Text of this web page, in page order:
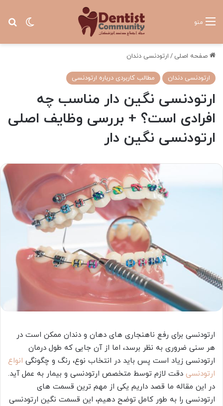
تغییر منو
صفحه اصلی / ارتودنسی دندان
ارتودنسی دندان مطالب کاربردی درباره ارتودنسی
ارتودنسی نگین دار مناسب چه
افرادی است؟ + بررسی وظایف اصلی
ارتودنسی نگین دار
ارتودنسی برای رفع ناهنجاری های دهان و دندان ممکن است در
هر سنی ضروری به نظر برسد، اما از آن جایی که طول درمان
ارتودنسی زیاد است پس باید در انتخاب نوع، رنگ و چگونگی انواع
ارتودنسی دقت لازم توسط متخصص ارتودنسی و بیمار به عمل آید.
در این مقاله ما قصد داریم یکی از مهم ترین قسمت های
ارتودنسی را به طور کامل توضح دهیم، این قسمت نگین ارتودنسی